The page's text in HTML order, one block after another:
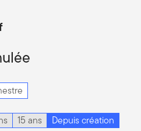
15 ans
Depuis création